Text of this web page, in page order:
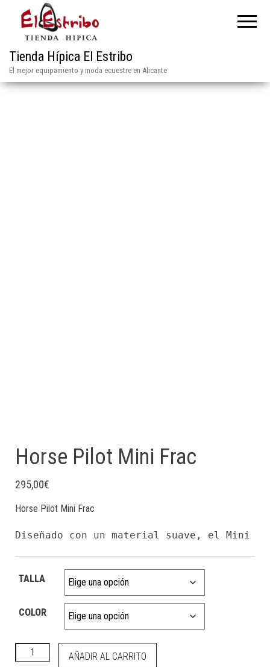
Tienda Hípica El Estribo
El mejor equipamiento y moda ecuestre en Alicante
Horse Pilot Mini Frac
295,00€
Horse Pilot Mini Frac
Diseñado con un material suave, el Mini
TALLA
COLOR
Horse Pilot Mini Frac cantidad
AÑADIR AL CARRITO